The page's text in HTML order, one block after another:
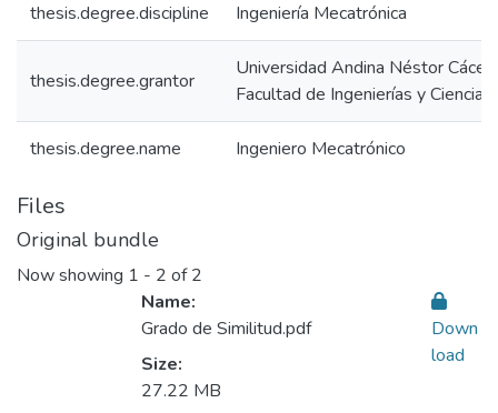
thesis.degree.discipline Ingeniería Mecatrónica
thesis.degree.grantor
Universidad Andina Néstor
Facultad de Ingenierías y Ciencias
thesis.degree.name Ingeniero Mecatrónico
Files
Original bundle
Now showing 1 - 2 of 2
Name:
Grado de Similitud.pdf
Size:
27.22 MB
Down
load